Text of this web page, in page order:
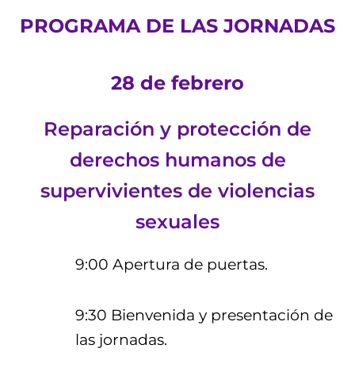
PROGRAMA DE LAS JORNADAS
28 de febrero
Reparación y protección de
derechos humanos de
supervivientes de violencias
sexuales
9:00 Apertura de puertas.
9:30 Bienvenida y presentación de
las jornadas.